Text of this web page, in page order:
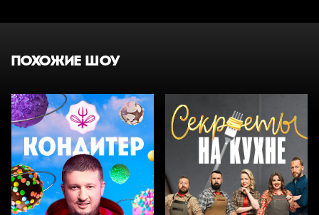
ПОХОЖИЕ ШОУ